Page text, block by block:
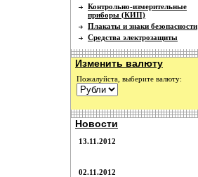
Контрольно-измерительные
приборы (КИП)
Плакаты и знаки безопасности
Средства электрозащиты
Изменить валюту
Пожалуйста, выберите валюту:
Новости
13.11.2012
02.11.2012